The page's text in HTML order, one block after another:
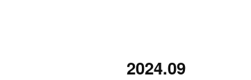
2024.09